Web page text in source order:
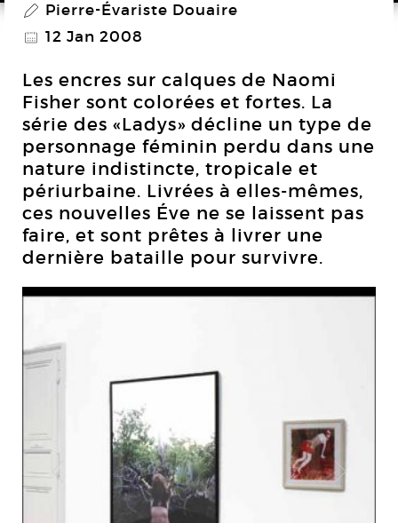
P Pierre-Évariste Douaire
@ 12 Jan 2008
Les encres sur calques de Naomi
Fisher sont colorées et fortes. La
série des «Ladys» décline un type de
personnage féminin perdu dans une
nature indistincte, tropicale et
périurbaine. Livrées à elles-mêmes,
ces nouvelles Éve ne se laissent pas
faire, et sont prêtes à livrer une
dernière bataille pour survivre.